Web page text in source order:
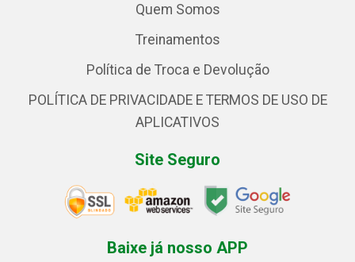
Quem Somos
Treinamentos
Política de Troca e Devolução
POLÍTICA DE PRIVACIDADE E TERMOS DE USO DE
APLICATIVOS
Site Seguro
Baixe já nosso APP